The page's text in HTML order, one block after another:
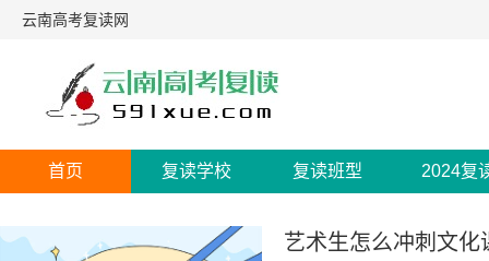
云南高考复读网
首页 复读学校 复读班型 2024复
艺术生怎么冲刺文化